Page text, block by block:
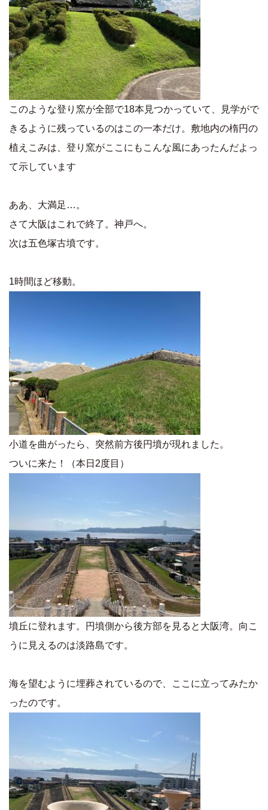
このような登り窯が全部で18本見つかっていて、見学がで
きるように残っているのはこの一本だけ。敷地内の楕円の
植えこみは、登り窯がここにもこんな風にあったんだよっ
て示しています
ああ、大満足…。
さて大阪はこれで終了。神戸へ。
次は五色塚古墳です。
1時間ほど移動。
小道を曲がったら、突然前方後円墳が現れました。
ついに来た！（本日2度目）
墳丘に登れます。円墳側から後方部を見ると大阪湾。向こ
うに見えるのは淡路島です。
海を望むように埋葬されているので、ここに立ってみたか
ったのです。